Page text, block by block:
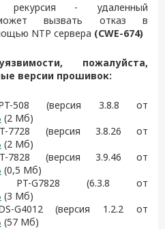
рекурсия - удаленный
вызвать отказ в
NTP сервера (CWE-674)
пожалуйста,
версии прошивок:
508 (версия 3.8.8 от
(2 Мб)
7728 (версия 3.8.26 от
(2 Мб)
7828 (версия 3.9.46 от
(0,5 Мб)
PT-G7828 (6.3.8 от
(3 Мб)
G4012 (версия 1.2.2 от
(57 Мб)